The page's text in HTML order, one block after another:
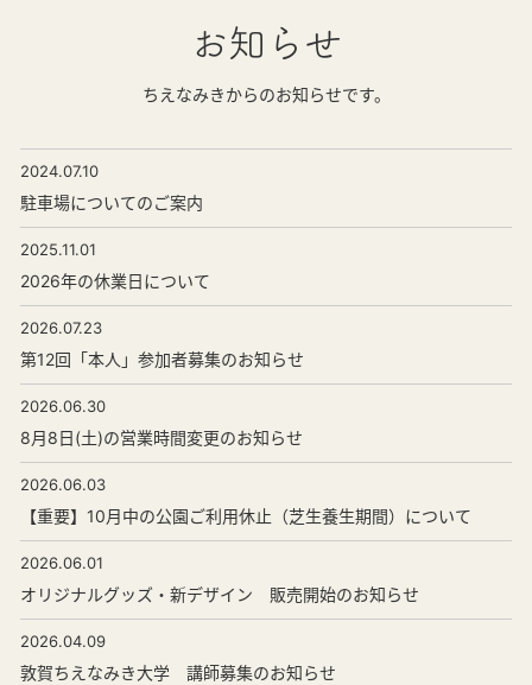
お知らせ
ちえなみきからのお知らせです。
2024.07.10
駐車場についてのご案内
2025.11.01
2026年の休業日について
2026.07.23
第12回「本人」参加者募集のお知らせ
2026.06.30
8月8日(土)の営業時間変更のお知らせ
2026.06.03
【重要】10月中の公園ご利用休止（芝生養生期間）について
2026.06.01
オリジナルグッズ・新デザイン 販売開始のお知らせ
2026.04.09
敦賀ちえなみき大学 講師募集のお知らせ